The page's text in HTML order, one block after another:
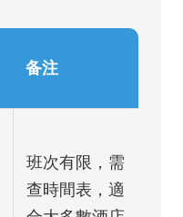
备注
班次有限，需
查時間表，適